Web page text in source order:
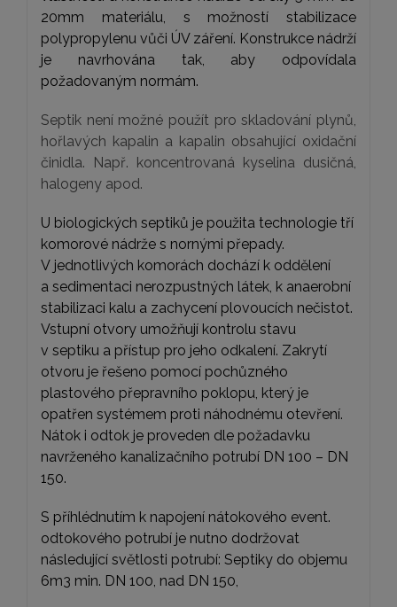
20mm materiálu, s možností stabilizace
polypropylenu vůči ÚV záření. Konstrukce nádrží
je navrhována tak, aby odpovídala
požadovaným normám.
Septik není možné použít pro skladování plynů,
hořlavých kapalin a kapalin obsahující oxidační
činidla. Např. koncentrovaná kyselina dusičná,
halogeny apod.
U biologických septiků je použita technologie tří
komorové nádrže s nornými přepady.
V jednotlivých komorách dochází k oddělení
a sedimentaci nerozpustných látek, k anaerobní
stabilizaci kalu a zachycení plovoucích nečistot.
Vstupní otvory umožňují kontrolu stavu
v septiku a přístup pro jeho odkalení. Zakrytí
otvoru je řešeno pomocí pochůzného
plastového přepravního poklopu, který je
opatřen systémem proti náhodnému otevření.
Nátok i odtok je proveden dle požadavku
navrženého kanalizačního potrubí DN 100 – DN
150.
S příhlédnutím k napojení nátokového event.
odtokového potrubí je nutno dodržovat
následující světlosti potrubí: Septiky do objemu
6m3 min. DN 100, nad DN 150,